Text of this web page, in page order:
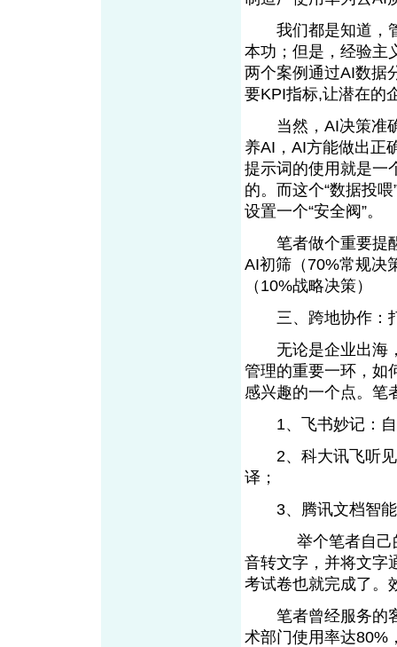
我们都是知道，管
本功；但是，经验主
两个案例通过AI数据
要KPI指标,让潜在的
当然，AI决策准确
养AI，AI方能做出正
提示词的使用就是一
的。而这个“数据投
设置一个“安全阀”。
笔者做个重要提醒
AI初筛（70%常规
（10%战略决策）
三、跨地协作：
无论是企业出海，
管理的重要一环，如
感兴趣的一个点。笔
1、飞书妙记：自
2、科大讯飞听见
译；
3、腾讯文档智能
举个笔者自己的
音转文字，并将文字
考试卷也就完成了。
笔者曾经服务的客
术部门使用率达80%